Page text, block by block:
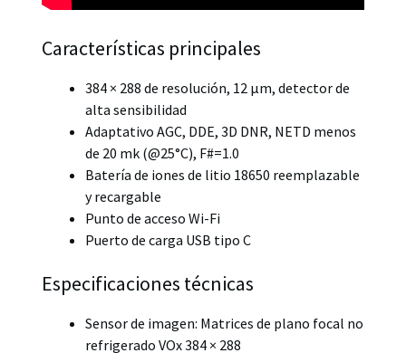
Características principales
384 × 288 de resolución, 12 μm, detector de
alta sensibilidad
Adaptativo AGC, DDE, 3D DNR, NETD menos
de 20 mk (@25°C), F#=1.0
Batería de iones de litio 18650 reemplazable
y recargable
Punto de acceso Wi-Fi
Puerto de carga USB tipo C
Especificaciones técnicas
Sensor de imagen: Matrices de plano focal no
refrigerado VOx 384 × 288